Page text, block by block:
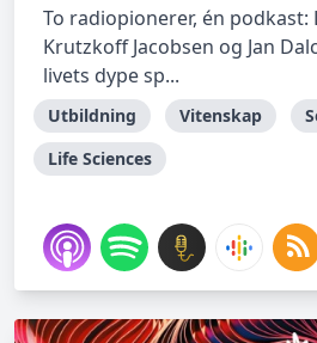
To radiopionerer, én podkast:
Krutzkoff Jacobsen og Jan
livets dype sp...
Utbildning Vitenskap
Life Sciences